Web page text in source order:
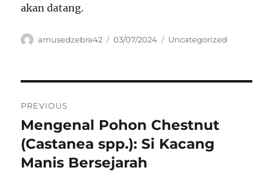
akan datang.
Author
amusedzebra42
Posted
03/07/2024 Categories
Uncategorized
pos
PREVIOUS
Previous
post:
Mengenal Pohon Chestnut
(Castanea spp.): Si Kacang
Manis Bersejarah